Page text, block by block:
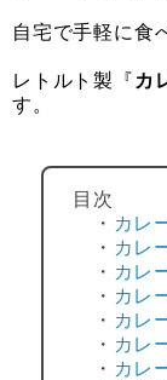
自宅で手軽に食
レトルト製『 カ
す。
目次
・ カレ
・ カレ
・ カレ
・ カレ
・ カレ
・ カレ
・ カレ